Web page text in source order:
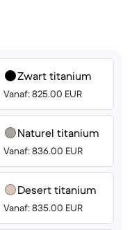
Zwart titanium
Vanaf: 825.00 EUR
Naturel titanium
Vanaf: 836.00 EUR
Desert titanium
Vanaf: 835.00 EUR